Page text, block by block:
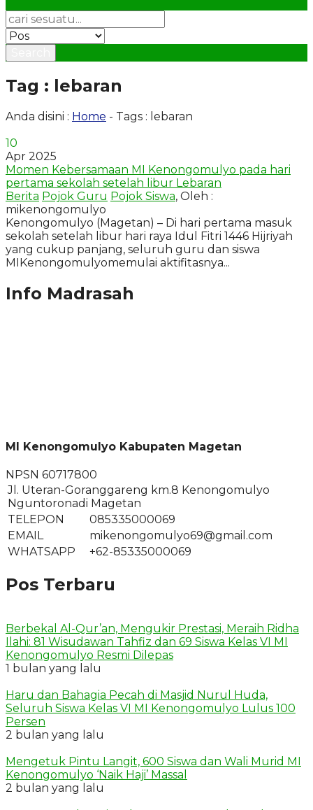
Tag : lebaran
Anda disini : Home - Tags : lebaran
10
Apr 2025
Momen Kebersamaan MI Kenongomulyo pada hari
pertama sekolah setelah libur Lebaran
Berita Pojok Guru Pojok Siswa, Oleh :
mikenongomulyo
Kenongomulyo (Magetan) – Di hari pertama masuk
sekolah setelah libur hari raya Idul Fitri 1446 Hijriyah
yang cukup panjang, seluruh guru dan siswa
MIKenongomulyomemulai aktifitasnya...
Info Madrasah
MI Kenongomulyo Kabupaten Magetan
NPSN 60717800
Jl. Uteran-Goranggareng km.8 Kenongomulyo
Nguntoronadi Magetan
TELEPON
085335000069
EMAIL
mikenongomulyo69@gmail.com
WHATSAPP
+62-85335000069
Pos Terbaru
Berbekal Al-Qur’an, Mengukir Prestasi, Meraih Ridha
Ilahi: 81 Wisudawan Tahfiz dan 69 Siswa Kelas VI MI
Kenongomulyo Resmi Dilepas
1 bulan yang lalu
Haru dan Bahagia Pecah di Masjid Nurul Huda,
Seluruh Siswa Kelas VI MI Kenongomulyo Lulus 100
Persen
2 bulan yang lalu
Mengetuk Pintu Langit, 600 Siswa dan Wali Murid MI
Kenongomulyo ‘Naik Haji’ Massal
2 bulan yang lalu